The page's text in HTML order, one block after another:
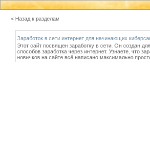
< Назад к разделам
Заработок в сети интернет для начинающих
Этот сайт посвящен заработку в сети. Он создан
способов заработка через интернет. Узнаете, что
новичков на сайте всё написано максимально